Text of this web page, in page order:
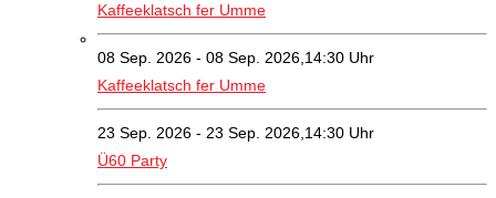
Kaffeeklatsch fer Umme
08 Sep. 2026 - 08 Sep. 2026,14:30 Uhr
Kaffeeklatsch fer Umme
23 Sep. 2026 - 23 Sep. 2026,14:30 Uhr
Ü60 Party